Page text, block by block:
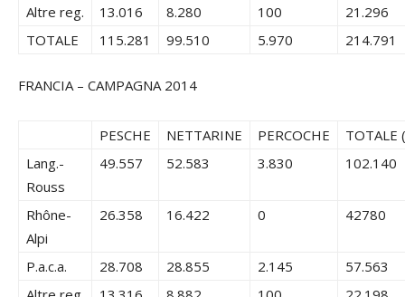
Altre reg.
13.016 8.280 100
21.296
TOTALE
115.281 99.510 5.970 214.791
FRANCIA – CAMPAGNA 2014
PESCHE NETTARINE PERCOCHE
TOTALE
Lang.-
Rouss
49.557 52.583 3.830 102.140
Rhône-
Alpi
26.358 16.422 0 42780
P.a.c.a. 28.708 28.855 2.145
57.563